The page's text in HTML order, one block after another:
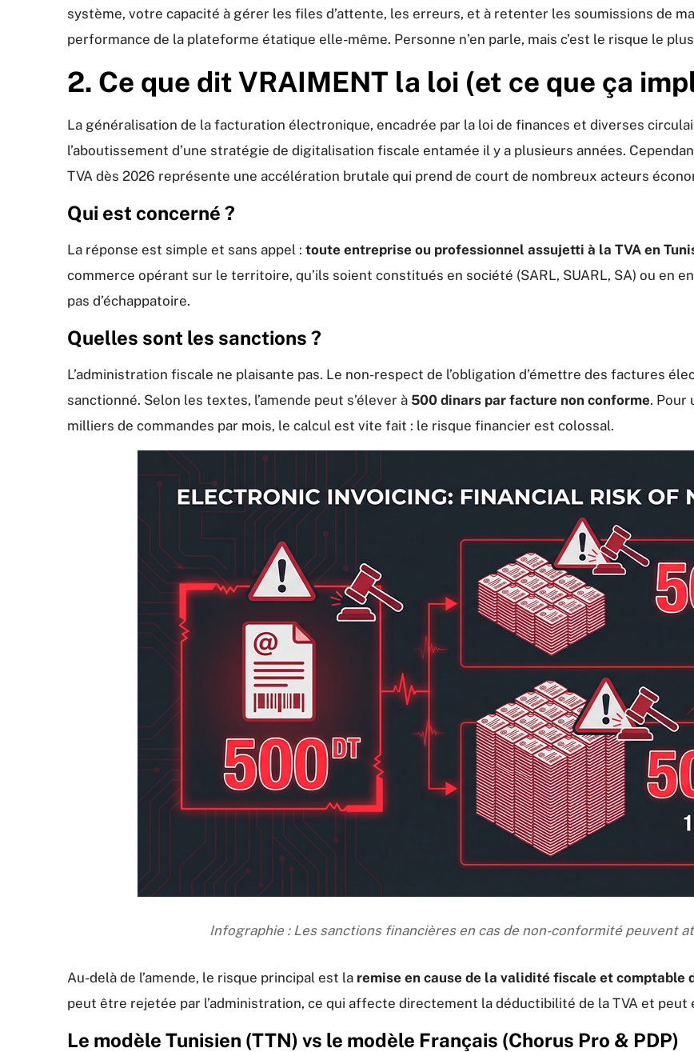
système, votre capacité à gérer les files d’attente, les erreurs, et à retenter les soumissions de
performance de la plateforme étatique elle-même. Personne n’en parle, mais c’est le risque le
2. Ce que dit VRAIMENT la loi (et ce que ça
La généralisation de la facturation électronique, encadrée par la loi de finances et diverses
l’aboutissement d’une stratégie de digitalisation fiscale entamée il y a plusieurs années.
TVA dès 2026 représente une accélération brutale qui prend de court de nombreux acteurs
Qui est concerné ?
La réponse est simple et sans appel : toute entreprise ou professionnel assujetti à la TVA en
commerce opérant sur le territoire, qu’ils soient constitués en société (SARL, SUARL, SA) ou en
pas d’échappatoire.
Quelles sont les sanctions ?
L’administration fiscale ne plaisante pas. Le non-respect de l’obligation d’émettre des factures
sanctionné. Selon les textes, l’amende peut s’élever à 500 dinars par facture non conforme. Pour
milliers de commandes par mois, le calcul est vite fait : le risque financier est colossal.
Infographie : Les sanctions financières en cas de non-conformité peuvent
Au-delà de l’amende, le risque principal est la remise en cause de la validité fiscale et comptable
peut être rejetée par l’administration, ce qui affecte directement la déductibilité de la TVA et
Le modèle Tunisien (TTN) vs le modèle Français (Chorus Pro & PDP)